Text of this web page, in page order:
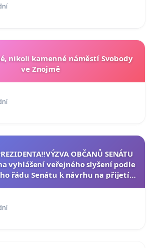
nikoli kamenné náměstí Svobody
ve Znojmě
OBČANŮ SENÁTU
na vyhlášení veřejného slyšení podle
řádu Senátu k návrhu na přijetí